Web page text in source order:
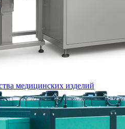
медицинских изделий